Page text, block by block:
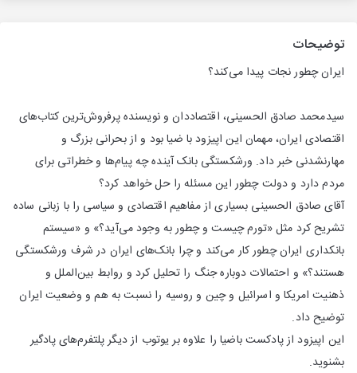
توضیحات
ایران چطور نجات پیدا می‌کند؟
سیدمحمد صادق الحسینی، اقتصاددان و نویسنده پرفروش‌ترین کتاب‌های
اقتصادی ایران، مهمان این اپیزود با ضیا بود و از بحرانی بزرگ و
مهارنشدنی خبر داد. ورشکستگی بانک آینده چه پیام‌ها و خطراتی برای
مردم دارد و دولت چطور این مسئله را حل خواهد کرد؟
آقای صادق الحسینی بسیاری از مفاهیم اقتصادی و سیاسی را با زبانی ساده
تشریح کرد مثل «تورم چیست و چطور به وجود می‌آید؟» و «سیستم
بانکداری ایران چطور کار می‌کند و چرا بانک‌های ایران در شرف ورشکستگی
هستند؟» و احتمالات دوباره جنگ را تحلیل کرد و روابط بین‌الملل و
ذهنیت امریکا و اسرائیل و چین و روسیه را نسبت به هم و وضعیت ایران
توضیح داد.
این اپیزود از پادکست باضیا را علاوه بر یوتوب از دیگر پلتفرم‌های پادگیر
بشنوید.